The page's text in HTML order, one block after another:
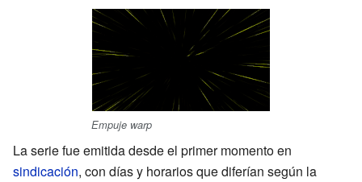
Empuje warp
La serie fue emitida desde el primer momento en
sindicación, con días y horarios que diferían según la